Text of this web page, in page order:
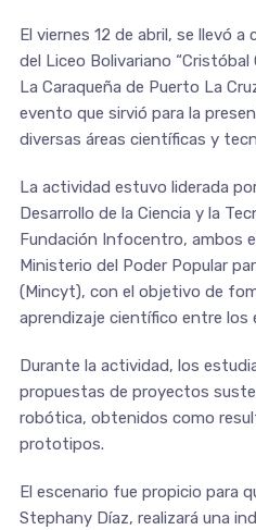
El viernes 12 de abril, se llevó
del Liceo Bolivariano
La Caraqueña de Puerto La
evento que sirvió para la
diversas áreas científicas y
La actividad estuvo liderada
Desarrollo de la Ciencia y la
Fundación Infocentro, ambos
Ministerio del Poder Popular
(Mincyt), con el objetivo de
aprendizaje científico entre los
Durante la actividad, los
propuestas de proyectos
robótica, obtenidos como
prototipos.
El escenario fue propicio para
Stephany Díaz, realizará una